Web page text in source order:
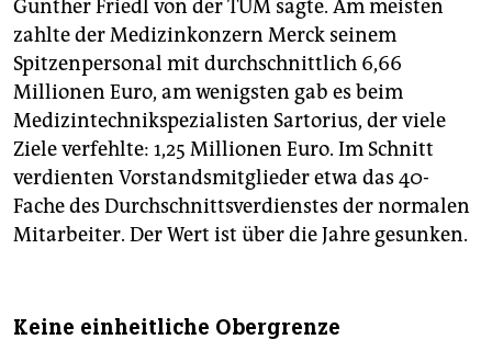
Gunther Friedl von der TUM sagte. Am meisten
zahlte der Medizinkonzern Merck seinem
Spitzenpersonal mit durchschnittlich 6,66
Millionen Euro, am wenigsten gab es beim
Medizintechnikspezialisten Sartorius, der viele
Ziele verfehlte: 1,25 Millionen Euro. Im Schnitt
verdienten Vorstandsmitglieder etwa das 40-
Fache des Durchschnittsverdienstes der normalen
Mitarbeiter. Der Wert ist über die Jahre gesunken.
Keine einheitliche Obergrenze